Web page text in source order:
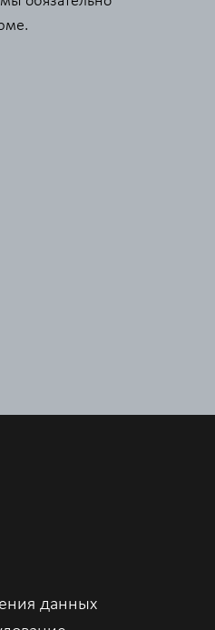
данных